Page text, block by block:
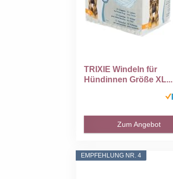
TRIXIE Windeln für
Hündinnen Größe XL...
Zum Angebot
EMPFEHLUNG NR. 4